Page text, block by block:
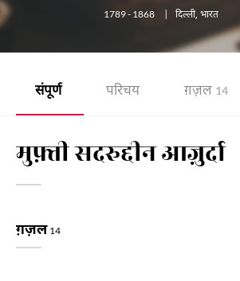
1789 - 1868 दिल्ली, भारत
संपूर्ण परिचय ग़ज़ल 14
मुफ़्ती सदरुद्दीन आज़ुर्दा
ग़ज़ल 14